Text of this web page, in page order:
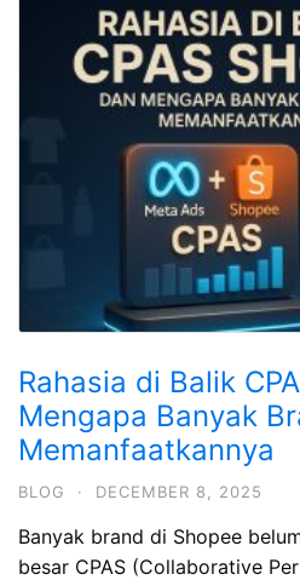
Rahasia di Balik
Mengapa Banyak
Memanfaatkannya
BLOG · DECEMBER 8, 2025
Banyak brand di Shopee
besar CPAS (Collaborative